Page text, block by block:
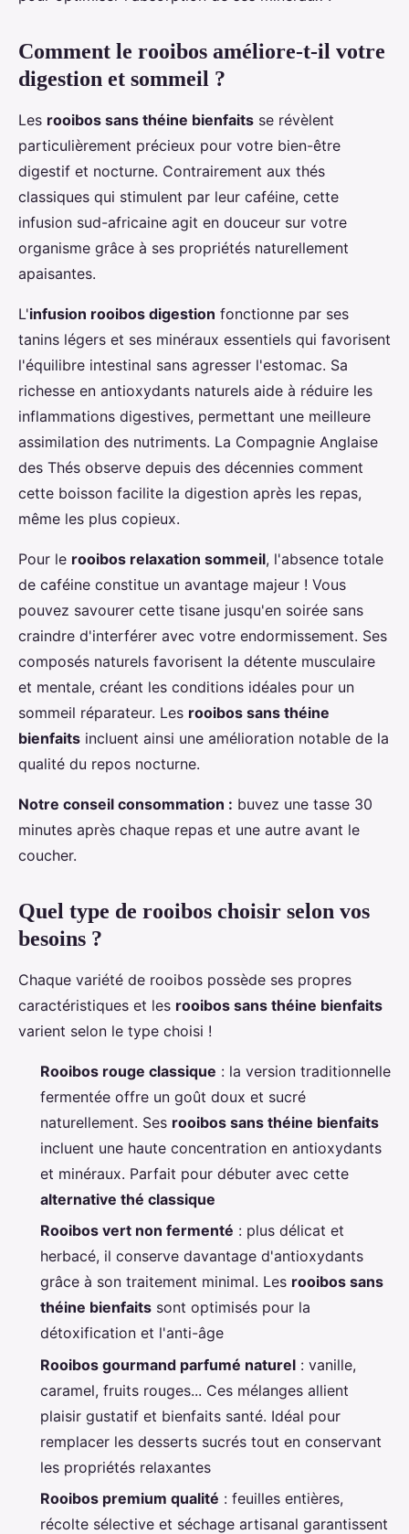
Comment le rooibos améliore-t-il votre
digestion et sommeil ?
Les rooibos sans théine bienfaits se révèlent
particulièrement précieux pour votre bien-être
digestif et nocturne. Contrairement aux thés
classiques qui stimulent par leur caféine, cette
infusion sud-africaine agit en douceur sur votre
organisme grâce à ses propriétés naturellement
apaisantes.
L'infusion rooibos digestion fonctionne par ses
tanins légers et ses minéraux essentiels qui favorisent
l'équilibre intestinal sans agresser l'estomac. Sa
richesse en antioxydants naturels aide à réduire les
inflammations digestives, permettant une meilleure
assimilation des nutriments. La Compagnie Anglaise
des Thés observe depuis des décennies comment
cette boisson facilite la digestion après les repas,
même les plus copieux.
Pour le rooibos relaxation sommeil, l'absence totale
de caféine constitue un avantage majeur ! Vous
pouvez savourer cette tisane jusqu'en soirée sans
craindre d'interférer avec votre endormissement. Ses
composés naturels favorisent la détente musculaire
et mentale, créant les conditions idéales pour un
sommeil réparateur. Les rooibos sans théine
bienfaits incluent ainsi une amélioration notable de la
qualité du repos nocturne.
Notre conseil consommation : buvez une tasse 30
minutes après chaque repas et une autre avant le
coucher.
Quel type de rooibos choisir selon vos
besoins ?
Chaque variété de rooibos possède ses propres
caractéristiques et les rooibos sans théine bienfaits
varient selon le type choisi !
Rooibos rouge classique : la version traditionnelle
fermentée offre un goût doux et sucré
naturellement. Ses rooibos sans théine bienfaits
incluent une haute concentration en antioxydants
et minéraux. Parfait pour débuter avec cette
alternative thé classique
Rooibos vert non fermenté : plus délicat et
herbacé, il conserve davantage d'antioxydants
grâce à son traitement minimal. Les rooibos sans
théine bienfaits sont optimisés pour la
détoxification et l'anti-âge
Rooibos gourmand parfumé naturel : vanille,
caramel, fruits rouges... Ces mélanges allient
plaisir gustatif et bienfaits santé. Idéal pour
remplacer les desserts sucrés tout en conservant
les propriétés relaxantes
Rooibos premium qualité : feuilles entières,
récolte sélective et séchage artisanal garantissent